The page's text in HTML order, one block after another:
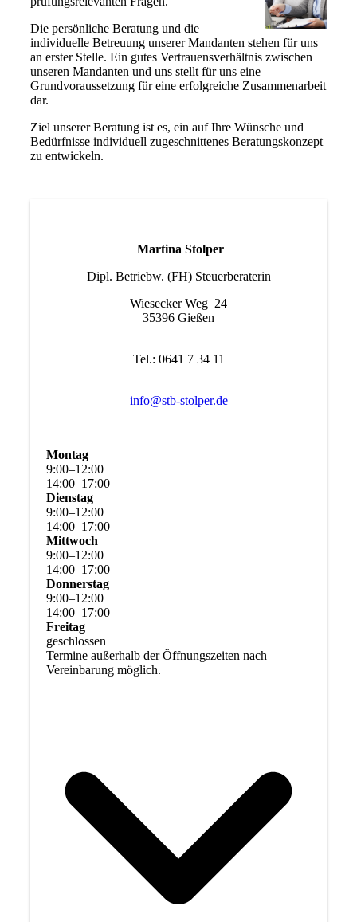
Die persönliche Beratung und die
individuelle Betreuung unserer Mandanten stehen für uns
an erster Stelle. Ein gutes Vertrauensverhältnis zwischen
unseren Mandanten und uns stellt für uns eine
Grundvoraussetzung für eine erfolgreiche Zusammenarbeit
dar.
Ziel unserer Beratung ist es, ein auf Ihre Wünsche und
Bedürfnisse individuell zugeschnittenes Beratungskonzept
zu entwickeln.
Martina Stolper
Dipl. Betriebw. (FH) Steuerberaterin
Wiesecker Weg 24
35396 Gießen
Tel.: 0641 7 34 11
info@stb-stolper.de
Montag
9:00–12:00
14:00–17:00
Dienstag
9:00–12:00
14:00–17:00
Mittwoch
9:00–12:00
14:00–17:00
Donnerstag
9:00–12:00
14:00–17:00
Freitag
geschlossen
Termine außerhalb der Öffnungszeiten nach
Vereinbarung möglich.